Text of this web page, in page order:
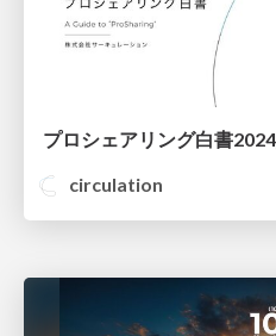
circulation